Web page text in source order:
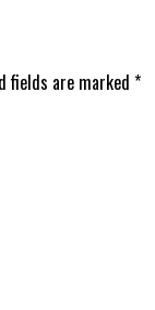
fields are marked *